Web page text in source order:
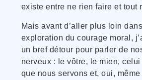
existe entre ne rien faire et tout
Mais avant d’aller plus loin
exploration du courage moral,
un bref détour pour parler de
nerveux : le vôtre, le mien,
que nous servons et, oui,